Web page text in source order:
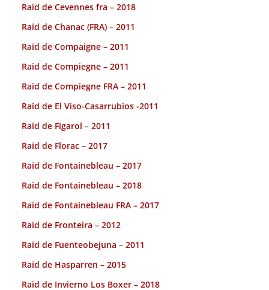
Raid de Cevennes fra – 2018
Raid de Chanac (FRA) – 2011
Raid de Compaigne – 2011
Raid de Compiegne – 2011
Raid de Compiegne FRA – 2011
Raid de El Viso-Casarrubios -2011
Raid de Figarol – 2011
Raid de Florac – 2017
Raid de Fontainebleau – 2017
Raid de Fontainebleau – 2018
Raid de Fontainebleau FRA – 2017
Raid de Fronteira – 2012
Raid de Fuenteobejuna – 2011
Raid de Hasparren – 2015
Raid de Invierno Los Boxer – 2018